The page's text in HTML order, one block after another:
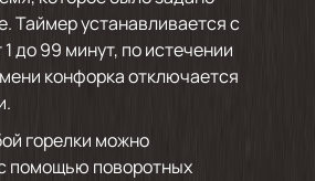
Таймер устанавливается с
до 99 минут, по истечении
конфорка отключается
горелки можно
помощью поворотных